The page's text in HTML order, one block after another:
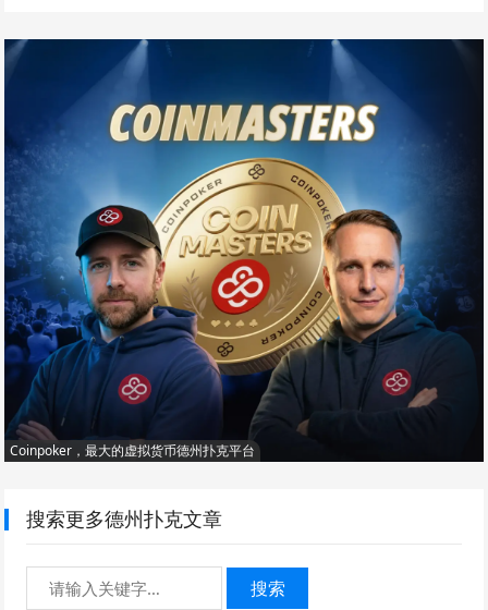
Coinpoker，最大的虚拟货币德州扑克平台
搜索更多德州扑克文章
搜索